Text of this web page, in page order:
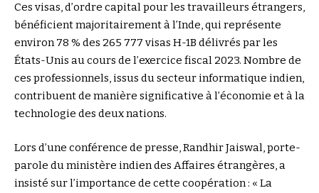
Ces visas, d’ordre capital pour les travailleurs étrangers,
bénéficient majoritairement à l’Inde, qui représente
environ 78 % des 265 777 visas H-1B délivrés par les
États-Unis au cours de l’exercice fiscal 2023. Nombre de
ces professionnels, issus du secteur informatique indien,
contribuent de manière significative à l’économie et à la
technologie des deux nations.
Lors d’une conférence de presse, Randhir Jaiswal, porte-
parole du ministère indien des Affaires étrangères, a
insisté sur l’importance de cette coopération : « La